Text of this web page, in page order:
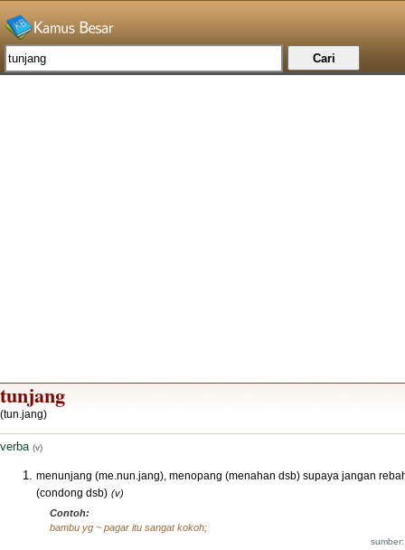
tunjang
(tun.jang)
verba (v)
menunjang (me.nun.jang), menopang (menahan dsb) supaya jangan
(condong dsb) (v)
Contoh:
bambu yg ~ pagar itu sangat kokoh;